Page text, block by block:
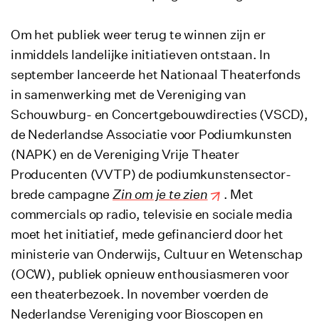
Om het publiek weer terug te winnen zijn er
inmiddels landelijke initiatieven ontstaan. In
september lanceerde het Nationaal Theaterfonds
in samenwerking met de Vereniging van
Schouwburg- en Concertgebouwdirecties (VSCD),
de Nederlandse Associatie voor Podiumkunsten
(NAPK) en de Vereniging Vrije Theater
Producenten (VVTP) de podiumkunstensector-
brede campagneZin om je te zien
. Met
commercials op radio, televisie en sociale media
moet het initiatief, mede gefinancierd door het
ministerie van Onderwijs, Cultuur en Wetenschap
(OCW), publiek opnieuw enthousiasmeren voor
een theaterbezoek. In november voerden de
Nederlandse Vereniging voor Bioscopen en